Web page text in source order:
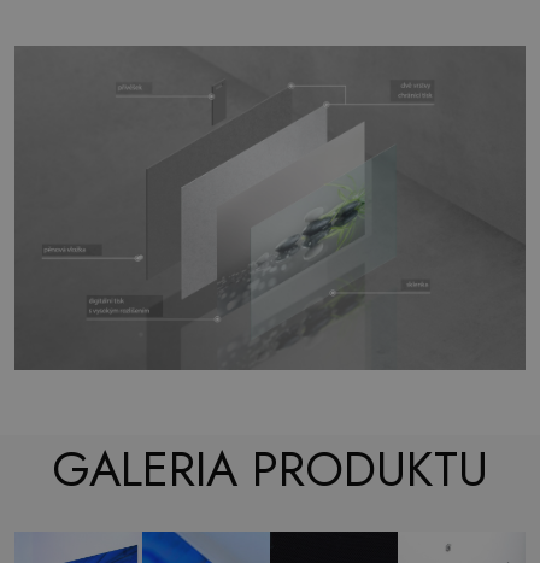
GALERIA PRODUKTU